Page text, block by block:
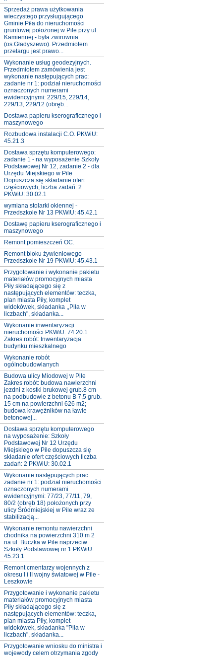
Sprzedaż prawa użytkowania
wieczystego przysługującego
Gminie Piła do nieruchomości
gruntowej położonej w Pile przy ul.
Kamiennej - była żwirownia
(os.Gładyszewo). Przedmiotem
przetargu jest prawo...
Wykonanie usług geodezyjnych.
Przedmiotem zamówienia jest
wykonanie następujących prac:
zadanie nr 1: podział nieruchomości
oznaczonych numerami
ewidencyjnymi: 229/15, 229/14,
229/13, 229/12 (obręb...
Dostawa papieru kserograficznego i
maszynowego
Rozbudowa instalacji C.O. PKWiU:
45.21.3
Dostawa sprzętu komputerowego:
zadanie 1 - na wyposażenie Szkoły
Podstawowej Nr 12, zadanie 2 - dla
Urzędu Miejskiego w Pile
Dopuszcza się składanie ofert
częściowych, liczba zadań: 2
PKWiU: 30.02.1
wymiana stolarki okiennej -
Przedszkole Nr 13 PKWiU: 45.42.1
Dostawę papieru kserograficznego i
maszynowego
Remont pomieszczeń OC.
Remont bloku żywieniowego -
Przedszkole Nr 19 PKWiU: 45.43.1
Przygotowanie i wykonanie pakietu
materiałów promocyjnych miasta
Piły składającego się z
następujących elementów: teczka,
plan miasta Piły, komplet
widokówek, składanka ,,Piła w
liczbach", składanka...
Wykonanie inwentaryzacji
nieruchomości PKWiU: 74.20.1
Zakres robót: Inwentaryzacja
budynku mieszkalnego
Wykonanie robót
ogólnobudowlanych
Budowa ulicy Miodowej w Pile
Zakres robót: budowa nawierzchni
jezdni z kostki brukowej grub.8 cm
na podbudowie z betonu B 7,5 grub.
15 cm na powierzchni 626 m2;
budowa krawężników na ławie
betonowej...
Dostawa sprzętu komputerowego
na wyposażenie: Szkoły
Podstawowej Nr 12 Urzędu
Miejskiego w Pile dopuszcza się
składanie ofert częściowych liczba
zadań: 2 PKWiU: 30.02.1
Wykonanie następujących prac:
zadanie nr 1: podział nieruchomości
oznaczonych numerami
ewidencyjnymi: 77/23, 77/11, 79,
80/2 (obręb 18) położonych przy
ulicy Śródmiejskiej w Pile wraz ze
stabilizacją...
Wykonanie remontu nawierzchni
chodnika na powierzchni 310 m 2
na ul. Buczka w Pile naprzeciw
Szkoły Podstawowej nr 1 PKWiU:
45.23.1
Remont cmentarzy wojennych z
okresu I i II wojny światowej w Pile -
Leszkowie
Przygotowanie i wykonanie pakietu
materiałów promocyjnych miasta
Piły składającego się z
następujących elementów: teczka,
plan miasta Piły, komplet
widokówek, składanka "Piła w
liczbach", składanka...
Przygotowanie wniosku do ministra i
wojewody celem otrzymania zgody